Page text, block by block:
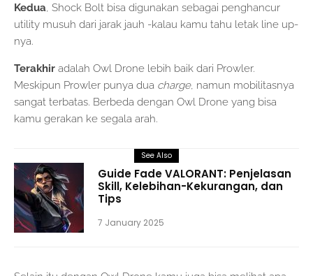
Kedua, Shock Bolt bisa digunakan sebagai penghancur
utility musuh dari jarak jauh -kalau kamu tahu letak line up-
nya.
Terakhir adalah Owl Drone lebih baik dari Prowler.
Meskipun Prowler punya dua charge, namun mobilitasnya
sangat terbatas. Berbeda dengan Owl Drone yang bisa
kamu gerakan ke segala arah.
See Also
Guide Fade VALORANT: Penjelasan
Skill, Kelebihan-Kekurangan, dan
Tips
7 January 2025